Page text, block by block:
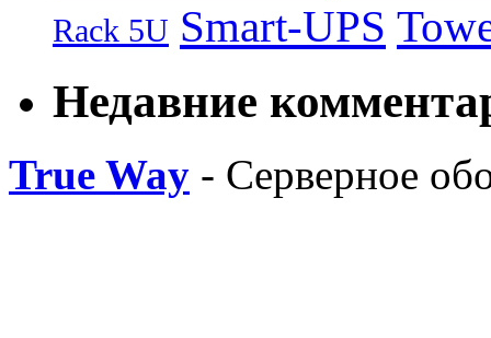
Rack 5U Smart-UPS
Недавние
True Way - Серверное